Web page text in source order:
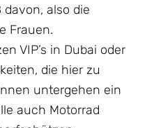
davon, also die
Frauen.
VIP’s in Dubai oder
die hier zu
untergehen ein
auch Motorrad